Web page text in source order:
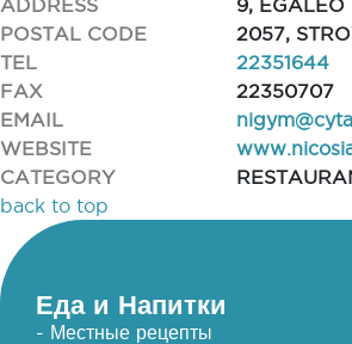
9, EGALEO
POSTAL CODE
2057,
TEL
22351644
FAX
22350707
EMAIL
WEBSITE
CATEGORY
back to top
Еда и Напитки
- Местные рецепты